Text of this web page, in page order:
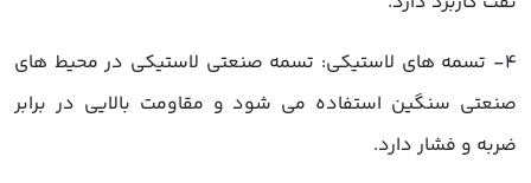
4- تسمه های لاستیکی: تسمه صنعتی لاستیکی در محیط های
صنعتی سنگین استفاده می شود و مقاومت بالایی در برابر
ضربه و فشار دارد.